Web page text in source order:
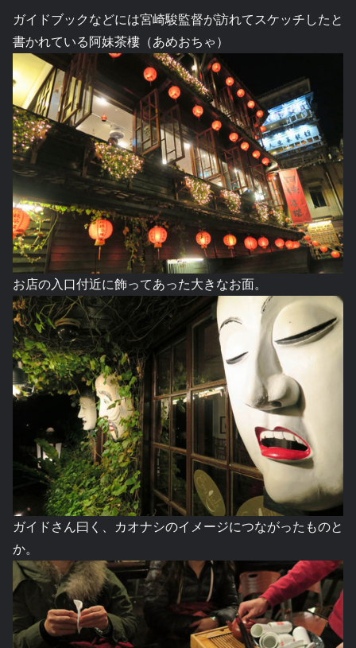
ガイドブックなどには宮崎駿監督が訪れてスケッチしたと
書かれている阿妹茶樓（あめおちゃ）
お店の入口付近に飾ってあった大きなお面。
ガイドさん曰く、カオナシのイメージにつながったものと
か。